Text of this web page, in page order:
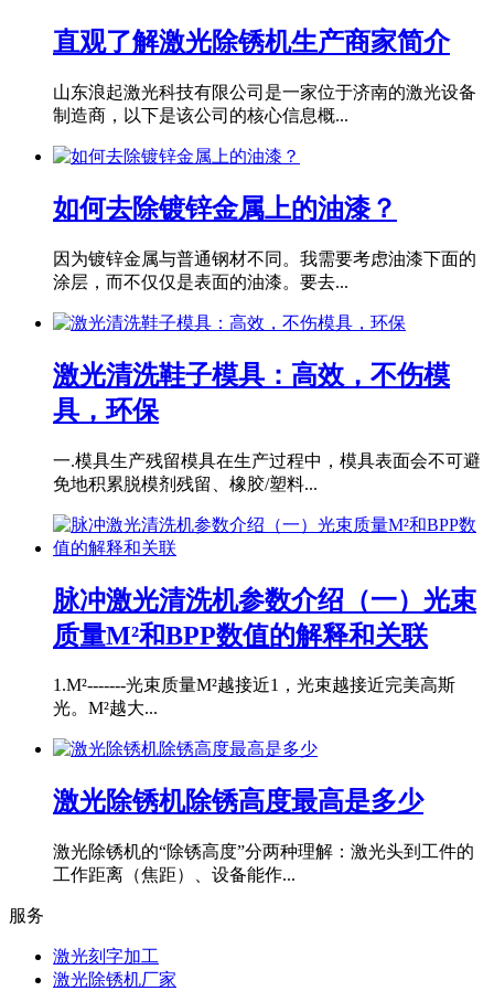
直观了解激光除锈机生产商家简介
山东浪起激光科技有限公司是一家位于济南的激光设备
制造商，以下是该公司的核心信息概...
如何去除镀锌金属上的油漆？
因为镀锌金属与普通钢材不同。我需要考虑油漆下面的
涂层，而不仅仅是表面的油漆。要去...
激光清洗鞋子模具：高效，不伤模
具，环保
一.模具生产残留模具在生产过程中，模具表面会不可避
免地积累脱模剂残留、橡胶/塑料...
脉冲激光清洗机参数介绍（一）光束
质量M²和BPP数值的解释和关联
1.M²-------光束质量M²越接近1，光束越接近完美高斯
光。M²越大...
激光除锈机除锈高度最高是多少
激光除锈机的“除锈高度”分两种理解：激光头到工件的
工作距离（焦距）、设备能作...
服务
激光刻字加工
激光除锈机厂家